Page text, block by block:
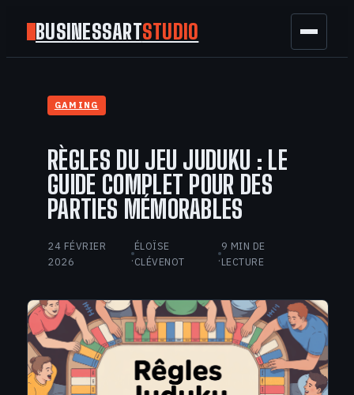
BUSINESSARTSTUDIO
FINANCE
TECH
GAMING
GAMING
RÈGLES DU JEU JUDUKU : LE
GUIDE COMPLET POUR DES
PARTIES MÉMORABLES
24 FÉVRIER
2026
·
ÉLOÏSE
CLÉVENOT
·
9 MIN DE
LECTURE